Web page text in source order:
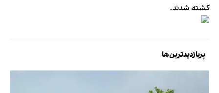
کشته شدند.
پربازدیدترین‌ها